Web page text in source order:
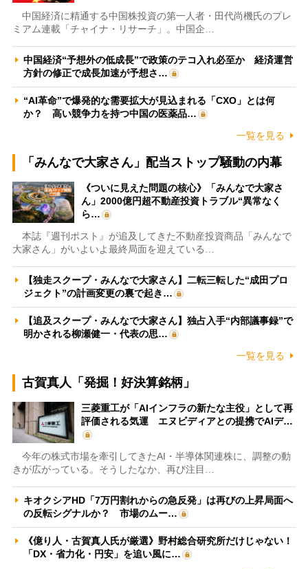
中国経済に精通する中国株投資の第一人者・田代尚機氏のプレ
ミアム連載「チャイナ・リサーチ」。中国企…
中国経済“予想外の低成長”で政策のテコ入れ必至か 経済運営
方針の修正で成長加速が予想さ…
“AI革命”で爆発的な需要拡大が見込まれる「CXO」とは何
か？ 高い競争力を持つ中国の医薬品…
一覧を見る
「みんなで大家さん」配当ストップ騒動の内幕
《ついに見えた問題の核心》「みんなで大家さ
ん」2000億円超不動産投資トラブル“異常なく
ら…
本誌『週刊ポスト』が追及してきた不動産投資商品「みんなで
大家さん」がいよいよ最終局面を迎えている…
【独走スクープ・みんなで大家さん】二転三転した“成田プロ
ジェクト”の計画変更の裏で起き…
【追及スクープ・みんなで大家さん】独占入手“内部議事録”で
明かされる柳瀬健一・代表の思…
一覧を見る
古賀真人「発掘！好決算銘柄」
三菱重工が「AIインフラの新たな主役」として再
評価される気運 エヌビディアとの提携でAIデ…
今年の株式市場を牽引してきたAI・半導体関連株に、調整の動
きが広がっている。そうしたなか、再び注目…
キオクシアHD「7万円割れからの急反発」は再びの上昇局面へ
の反転シグナルか？ 市場のムー…
《億り人・古賀真人氏が厳選》野村総合研究所だけじゃない！
「DX・省力化・円安」を追い風に…